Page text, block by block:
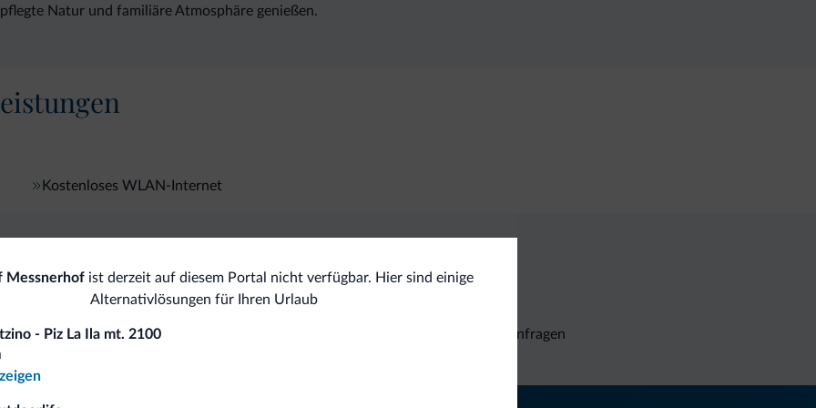
Natur und familiäre Atmosphäre genießen.
Kostenloses WLAN-Internet
Messnerhof ist derzeit auf diesem Portal nicht verfügbar. Hier sind einige
Alternativlösungen für Ihren Urlaub
- Piz La Ila mt. 2100
Vorteilhafte Preise Unverbindliche Anfragen